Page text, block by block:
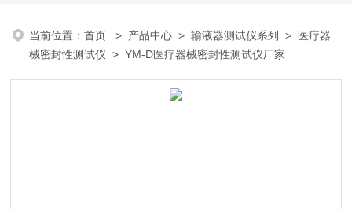
当前位置：首页 > 产品中心 >输液器测试仪系列 > 医疗器
械密封性测试仪 > YM-D医疗器械密封性测试仪厂家